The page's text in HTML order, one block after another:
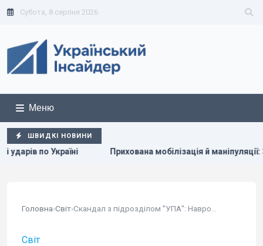
Субота, 8 серпня 2026
Меню
ШВИДКІ НОВИНИ
мобілізація й маніпуляції: Зеленський розкрив подальші
Головна›Світ›
Світ